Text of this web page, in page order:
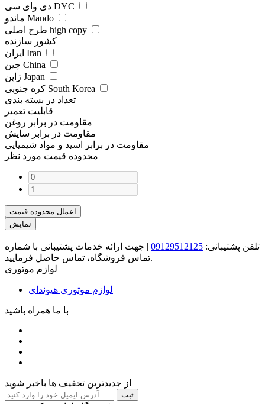
دی وای سی DYC
ماندو Mando
طرح اصلی high copy
کشور سازنده
ایران Iran
چین China
ژاپن Japan
کره جنوبی South Korea
تعداد در بسته بندی
قابلیت تعمیر
مقاومت در برابر روغن
مقاومت در برابر سایش
مقاومت در برابر اسید و مواد شیمیایی
محدوده قیمت مورد نظر
اعمال محدوده قیمت
نمایش
تلفن پشتیبانی: 09129512125
| جهت ارائه خدمات پشتیبانی با شماره
تماس فروشگاه، تماس حاصل فرمایید.
لوازم موتوری
لوازم موتوری هیوندای
با ما همراه باشید
از جدیدترین تخفیف ها باخبر شوید
ثبت